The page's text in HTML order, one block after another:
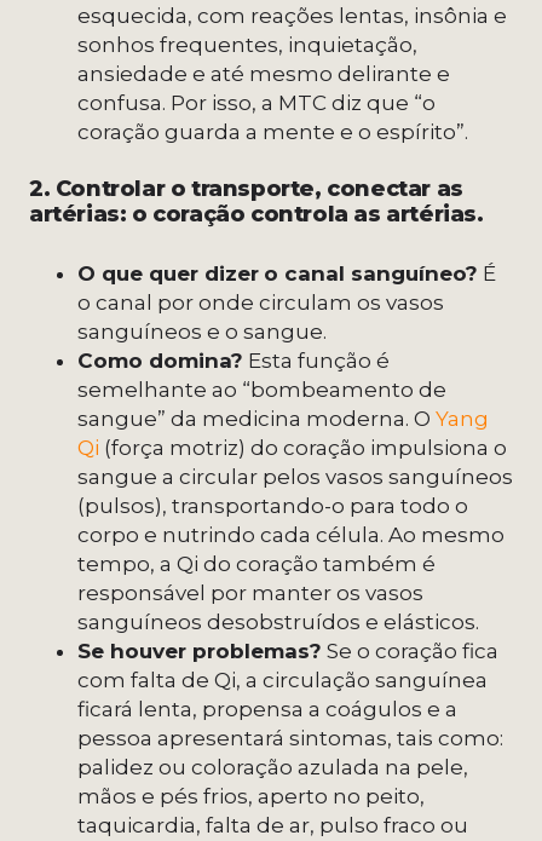
esquecida, com reações lentas, insônia e
sonhos frequentes, inquietação,
ansiedade e até mesmo delirante e
confusa. Por isso, a MTC diz que “o
coração guarda a mente e o espírito”.
2. Controlar o transporte, conectar as
artérias: o coração controla as artérias.
O que quer dizer o canal sanguíneo? É
o canal por onde circulam os vasos
sanguíneos e o sangue.
Como domina? Esta função é
semelhante ao “bombeamento de
sangue” da medicina moderna. O Yang
Qi (força motriz) do coração impulsiona o
sangue a circular pelos vasos sanguíneos
(pulsos), transportando-o para todo o
corpo e nutrindo cada célula. Ao mesmo
tempo, a Qi do coração também é
responsável por manter os vasos
sanguíneos desobstruídos e elásticos.
Se houver problemas? Se o coração fica
com falta de Qi, a circulação sanguínea
ficará lenta, propensa a coágulos e a
pessoa apresentará sintomas, tais como:
palidez ou coloração azulada na pele,
mãos e pés frios, aperto no peito,
taquicardia, falta de ar, pulso fraco ou